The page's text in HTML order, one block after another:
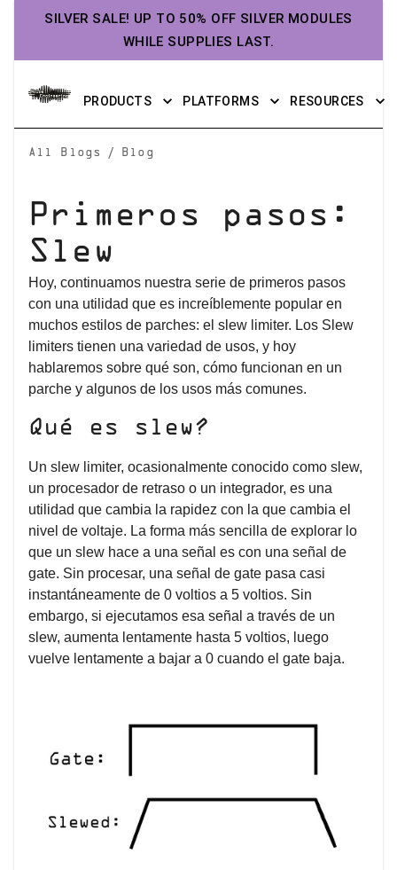
SILVER SALE! UP TO 50% OFF SILVER MODULES
WHILE SUPPLIES LAST.
PRODUCTS PLATFORMS RESOURCES
All Blogs / Blog
Primeros pasos:
Slew
Hoy, continuamos nuestra serie de primeros pasos
con una utilidad que es increíblemente popular en
muchos estilos de parches: el slew limiter. Los Slew
limiters tienen una variedad de usos, y hoy
hablaremos sobre qué son, cómo funcionan en un
parche y algunos de los usos más comunes.
Qué es slew?
Un slew limiter, ocasionalmente conocido como slew,
un procesador de retraso o un integrador, es una
utilidad que cambia la rapidez con la que cambia el
nivel de voltaje. La forma más sencilla de explorar lo
que un slew hace a una señal es con una señal de
gate. Sin procesar, una señal de gate pasa casi
instantáneamente de 0 voltios a 5 voltios. Sin
embargo, si ejecutamos esa señal a través de un
slew, aumenta lentamente hasta 5 voltios, luego
vuelve lentamente a bajar a 0 cuando el gate baja.